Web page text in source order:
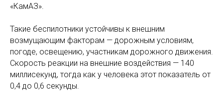
«КамАЗ».
Такие беспилотники устойчивы к внешним
возмущающим факторам — дорожным условиям,
погоде, освещению, участникам дорожного движения.
Скорость реакции на внешние воздействия — 140
миллисекунд, тогда как у человека этот показатель от
0,4 до 0,6 секунды.